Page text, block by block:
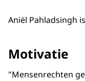
Aniël Pahladsingh
Motivatie
"Mensenrechten